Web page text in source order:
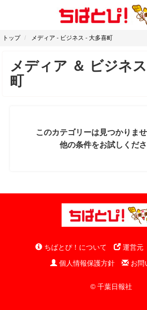
トップ メディア - ビジネス - 大多喜町
メディア ＆ ビジネス
町
このカテゴリーは見つかりませ
他の条件をお試しくださ
ちばとぴ！について 運営元
個人情報保護方針
お問
© 千葉日報社